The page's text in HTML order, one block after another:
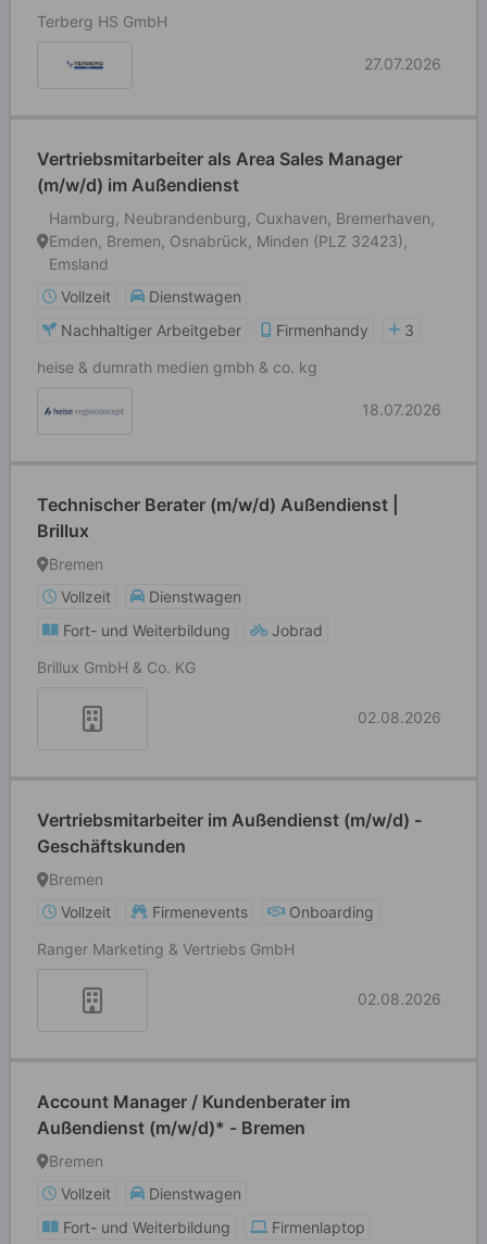
Terberg HS GmbH
27.07.2026
Vertriebsmitarbeiter als Area Sales Manager
(m/w/d) im Außendienst
Hamburg, Neubrandenburg, Cuxhaven, Bremerhaven,
Emden, Bremen, Osnabrück, Minden (PLZ 32423),
Emsland
Vollzeit
Dienstwagen
Nachhaltiger Arbeitgeber
Firmenhandy
3
heise & dumrath medien gmbh & co. kg
18.07.2026
Technischer Berater (m/w/d) Außendienst |
Brillux
Bremen
Vollzeit
Dienstwagen
Fort- und Weiterbildung
Jobrad
Brillux GmbH & Co. KG
02.08.2026
Vertriebsmitarbeiter im Außendienst (m/w/d) -
Geschäftskunden
Bremen
Vollzeit
Firmenevents
Onboarding
Ranger Marketing & Vertriebs GmbH
02.08.2026
Account Manager / Kundenberater im
Außendienst (m/w/d)* - Bremen
Bremen
Vollzeit
Dienstwagen
Fort- und Weiterbildung
Firmenlaptop